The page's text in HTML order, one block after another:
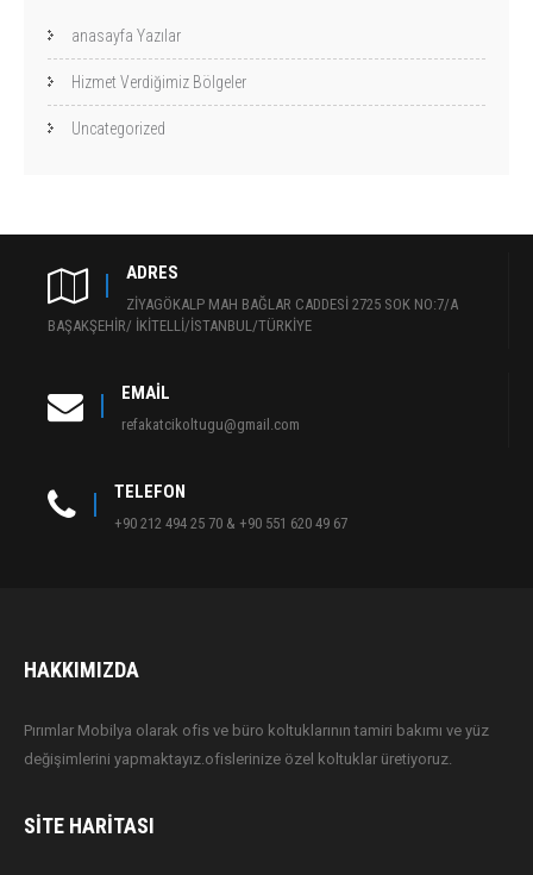
anasayfa Yazılar
Hizmet Verdiğimiz Bölgeler
Uncategorized
ADRES
ZİYAGÖKALP MAH BAĞLAR CADDESİ 2725 SOK NO:7/A
BAŞAKŞEHİR/ İKİTELLİ/İSTANBUL/TÜRKİYE
EMAIL
refakatcikoltugu@gmail.com
TELEFON
+90 212 494 25 70 & +90 551 620 49 67
HAKKIMIZDA
Pırımlar Mobilya olarak ofis ve büro koltuklarının tamiri bakımı ve yüz
değişimlerini yapmaktayız.ofislerinize özel koltuklar üretiyoruz.
SITE HARITASI